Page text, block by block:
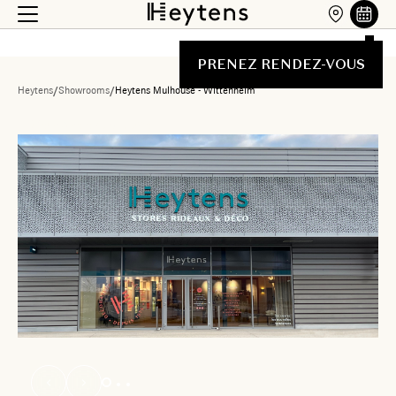
PRENEZ RENDEZ-VOUS
Heytens/Showrooms/Heytens Mulhouse - Wittenheim